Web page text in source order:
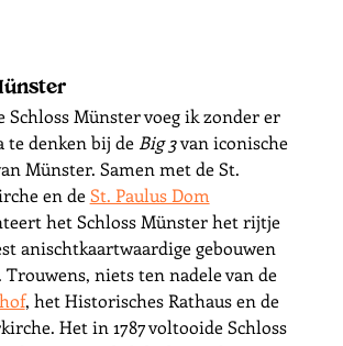
Schloss Münster voeg ik zonder er
te denken bij de Big 3 van iconische
Münster. Samen met de St.
en de St. Paulus Dom
het Schloss Münster het rijtje
anischtkaartwaardige gebouwen
Trouwens, niets ten nadele van de
, het Historisches Rathaus en de
Het in 1787 voltooide Schloss